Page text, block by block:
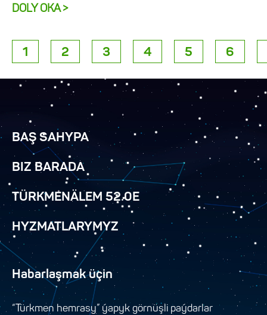
DOLY OKA >
1 2 3 4 5 6
BAŞ SAHYPA
BIZ BARADA
TÜRKMENÄLEM 52.0E
HYZMATLARYMYZ
Habarlaşmak üçin
“Türkmen hemrasy” ýapyk görnüşli paýdarlar